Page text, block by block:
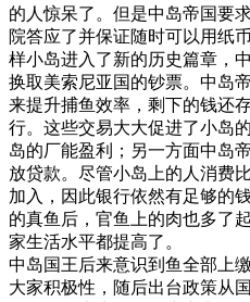
的人惊呆了。但是中岛帝国要
院答应了并保证随时可以用纸
样小岛进入了新的历史篇章，
换取美索尼亚国的钞票。中岛
来提升捕鱼效率，剩下的钱还
行。这些交易大大促进了小岛
岛的厂能盈利；另一方面中岛
放贷款。尽管小岛上的人消费
加入，因此银行依然有足够的
的真鱼后，官鱼上的肉也多了
家生活水平都提高了。
中岛国王后来意识到鱼全部上
大家积极性，随后出台政策从